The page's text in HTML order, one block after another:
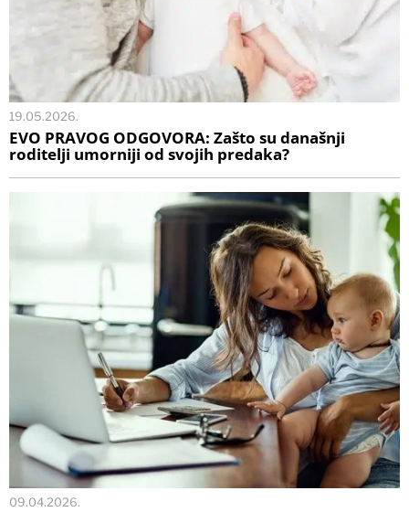
19.05.2026.
EVO PRAVOG ODGOVORA: Zašto su današnji
roditelji umorniji od svojih predaka?
09.04.2026.